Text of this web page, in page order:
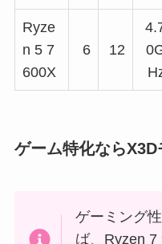
Ryze
n 5 7
600X
6 12
ゲーム特化なら
ゲーミング
ば、Ryzen